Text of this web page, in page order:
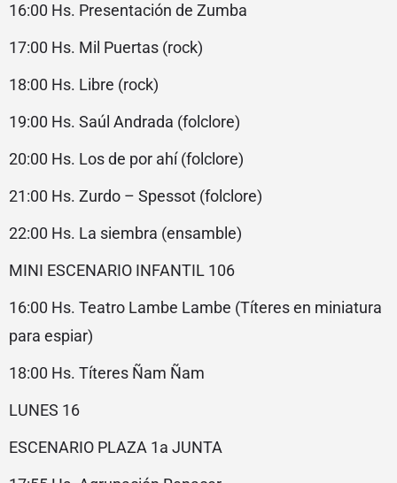
16:00 Hs. Presentación de Zumba
17:00 Hs. Mil Puertas (rock)
18:00 Hs. Libre (rock)
19:00 Hs. Saúl Andrada (folclore)
20:00 Hs. Los de por ahí (folclore)
21:00 Hs. Zurdo – Spessot (folclore)
22:00 Hs. La siembra (ensamble)
MINI ESCENARIO INFANTIL 106
16:00 Hs. Teatro Lambe Lambe (Títeres en miniatura
para espiar)
18:00 Hs. Títeres Ñam Ñam
LUNES 16
ESCENARIO PLAZA 1a JUNTA